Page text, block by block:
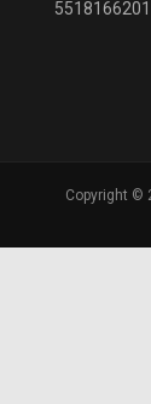
5518166201
Copyright ©